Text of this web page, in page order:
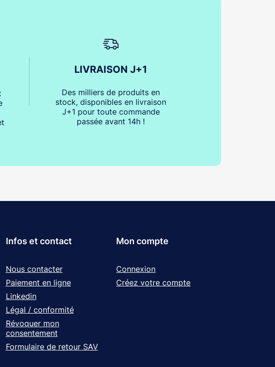
LIVRAISON J+1
Des milliers de produits en
stock, disponibles en livraison
J+1 pour toute commande
passée avant 14h !
Infos et contact
Nous contacter
Paiement en ligne
Linkedin
Légal / conformité
Révoquer mon
consentement
Formulaire de retour SAV
Mon compte
Connexion
Créez votre compte